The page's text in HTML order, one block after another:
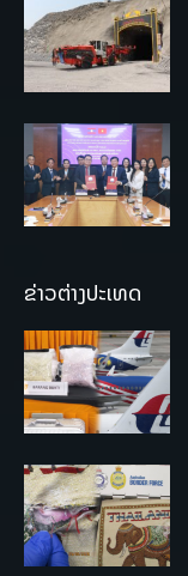
ຂ່າວຕ່າງປະເທດ